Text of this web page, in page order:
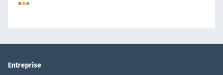
Entreprise